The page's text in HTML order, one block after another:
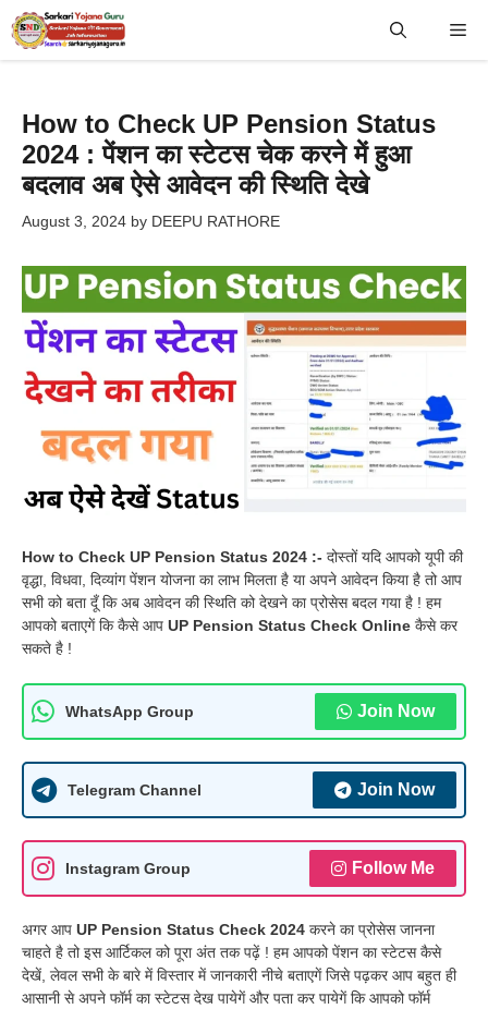
Skip
to
How to Check UP Pension Status
2024 : पेंशन का स्टेटस चेक करने में हुआ
बदलाव अब ऐसे आवेदन की स्थिति देखे
August 3, 2024 by DEEPU RATHORE
How to Check UP Pension Status 2024 :- दोस्तों यदि आपको यूपी की
वृद्धा, विधवा, दिव्यांग पेंशन योजना का लाभ मिलता है या अपने आवेदन किया है तो आप
सभी को बता दूँ कि अब आवेदन की स्थिति को देखने का प्रोसेस बदल गया है ! हम
आपको बताएगें कि कैसे आप UP Pension Status Check Online कैसे कर
सकते है !
WhatsApp Group Join Now
Telegram Channel Join Now
Instagram Group Follow Me
अगर आप UP Pension Status Check 2024 करने का प्रोसेस जानना
चाहते है तो इस आर्टिकल को पूरा अंत तक पढ़ें ! हम आपको पेंशन का स्टेटस कैसे
देखें, लेवल सभी के बारे में विस्तार में जानकारी नीचे बताएगें जिसे पढ़कर आप बहुत ही
आसानी से अपने फॉर्म का स्टेटस देख पायेगें और पता कर पायेगें कि आपको फॉर्म